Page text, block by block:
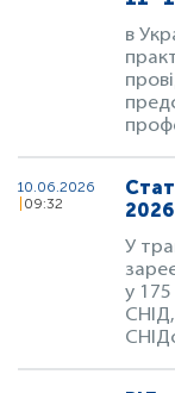
в
10.06.2026
09:32
У
у 175